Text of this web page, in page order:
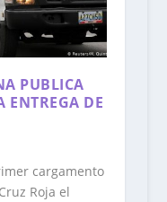
PUBLICA
ENTREGA DE
cargamento
Roja el